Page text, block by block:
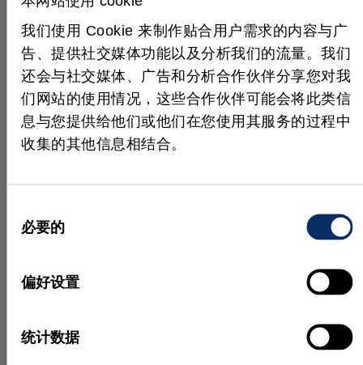
我们使用 Cookie 来制作贴合用户需求的内容与广
告、提供社交媒体功能以及分析我们的流量。我们
还会与社交媒体、广告和分析合作伙伴分享您对我
们网站的使用情况，这些合作伙伴可能会将此类信
息与您提供给他们或他们在您使用其服务的过程中
收集的其他信息相结合。
必要的
偏好设置
统计数据
配技术，能够实时，可靠地检测物体。用Microsoft
Visual Studio C＃编写的图形用户界面（GUI）使用户
可以从单个触摸屏控制系统，并处理与各种运输带的
接口。
结果
得益于MVTec HALCON在匹配领域的强大功能，
了回流效率。
文字和图像由Vision Partners提供。
实际应用